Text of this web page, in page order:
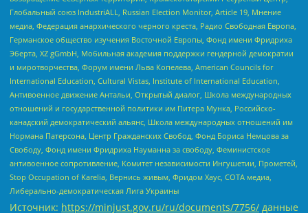
Глобальный союз IndustriALL, Russian Election Monitor, Article 19, Мнение
медиа, Федерация анархического черного креста, Радио Свободная Европа,
Германское общество изучения Восточной Европы, Фонд имени Фридриха
Эберта, XZ gGmbH, Мобильная академия поддержки гендерной демократии
и миротворчества, Форум имени Льва Копелева, American Councils for
International Education, Cultural Vistas, Institute of International Education,
Антивоенное движение Антальи, Открытый диалог, Школа международных
отношений и государственной политики им Питера Мунка, Российско-
канадский демократический альянс, Школа международных отношений им
Нормана Патерсона, Центр Гражданских Свобод, Фонд Бориса Немцова за
Свободу, Фонд имени Фридриха Науманна за свободу, Феминистское
антивоенное сопротивление, Комитет независимости Ингушетии, Прометей,
Stop Occupation of Karelia, Вернись живым, Фридом Хаус, СОТА медиа,
Либерально-демократическая Лига Украины
Источник: https://minjust.gov.ru/ru/documents/7756/ данные